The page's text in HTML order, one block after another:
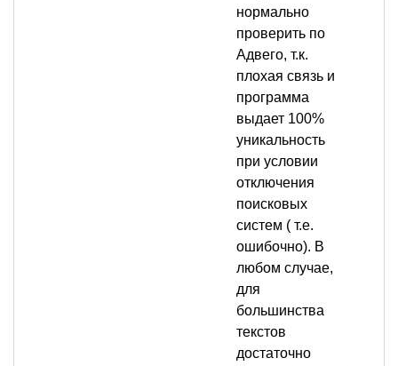
нормально
проверить по
Адвего, т.к.
плохая связь и
программа
выдает 100%
уникальность
при условии
отключения
поисковых
систем ( т.е.
ошибочно). В
любом случае,
для
большинства
текстов
достаточно